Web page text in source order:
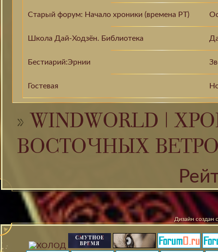
Старый форум: Начало хроники (времена РТ)
Школа Дай-Ходзён. Библиотека
Бестиарий:Эрнии
Гостевая
» WINDWORLD |
ВОСТОЧНЫХ
Дизайн создан